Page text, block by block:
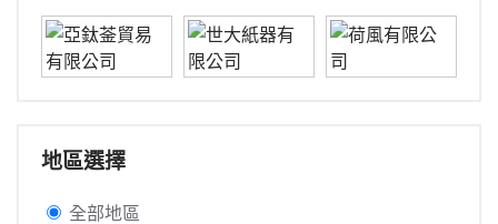
地區選擇
全部地區